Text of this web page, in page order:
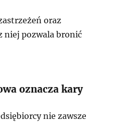
oraz
niej pozwala bronić
oznacza kary
nie zawsze